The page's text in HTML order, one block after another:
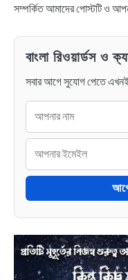
সম্পর্কিত আমাদের পোস্টটি ও
বাংলা রিওয়ার্ডস ও
সবার আগে সুযোগ পেতে